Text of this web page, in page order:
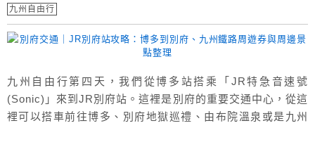
九州自由行
九州自由行第四天，我們從博多站搭乘「JR特急音速號
(Sonic)」來到JR別府站。這裡是別府的重要交通中心，從這
裡可以搭車前往博多、別府地獄巡禮、由布院溫泉或是九州